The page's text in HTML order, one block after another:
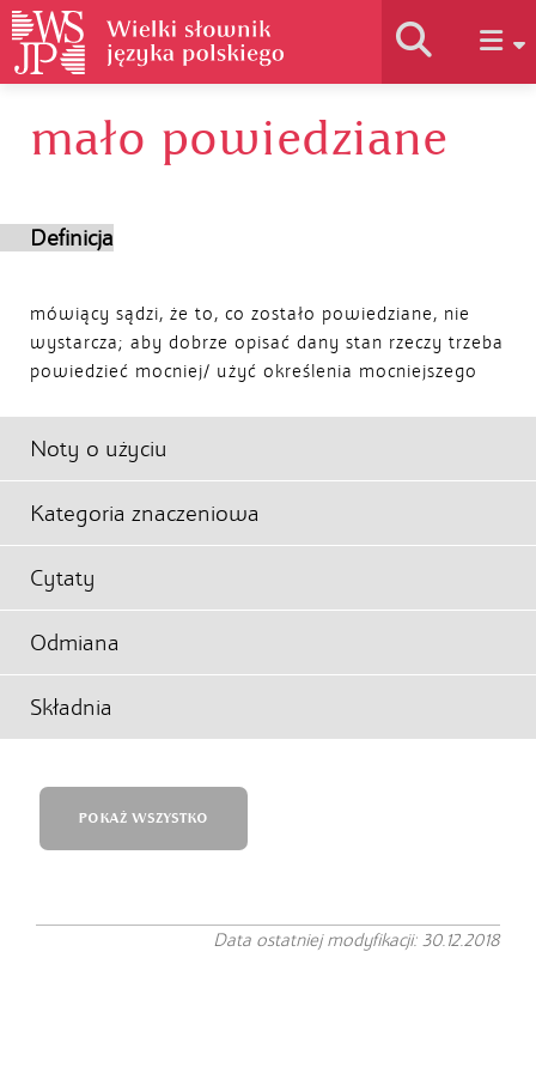
Historia słownika
Autorzy
mało powiedziane
Definicja
mówiący sądzi, że to, co zostało powiedziane, nie
wystarcza; aby dobrze opisać dany stan rzeczy trzeba
powiedzieć mocniej/ użyć określenia mocniejszego
Noty o użyciu
Kategoria znaczeniowa
Cytaty
Odmiana
Składnia
POKAŻ WSZYSTKO
Data ostatniej modyfikacji: 30.12.2018